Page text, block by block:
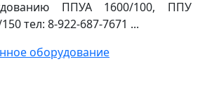
ППУА 1600/100, ППУ
тел: 8-922-687-7671 ...
оборудование